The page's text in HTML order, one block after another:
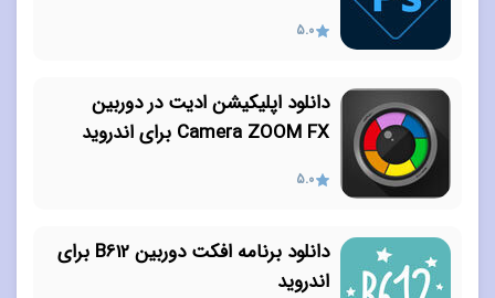
5.0
دانلود اپلیکیشن ادیت در دوربین
Camera ZOOM FX برای اندروید
5.0
دانلود برنامه افکت دوربین B612 برای
اندروید